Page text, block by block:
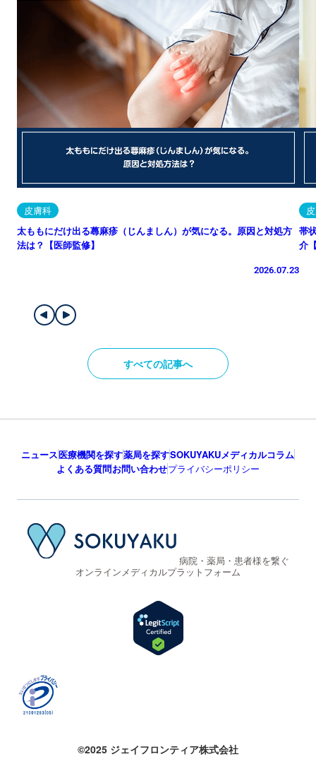
皮膚科
太ももにだけ出る蕁麻疹（じんましん）が気になる。原因と対処方
法は？【医師監修】
2026.07.23
帯
介
すべての記事へ
ニュース医療機関を探す薬局を探すSOKUYAKUメディカルコラム
よくある質問お問い合わせプライバシーポリシー
病院・薬局・患者様を繋ぐ
オンラインメディカルプラットフォーム
©2025 ジェイフロンティア株式会社